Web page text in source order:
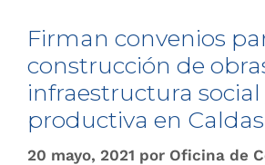
Firman convenios
construcción de
infraestructura social
productiva en Caldas
20 mayo, 2021 por Oficina de